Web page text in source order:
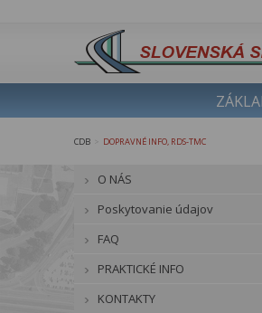
CDB DOPRAVNÉ INFO, RDS-TMC
O NÁS
Poskytovanie údajov
FAQ
PRAKTICKÉ INFO
KONTAKTY